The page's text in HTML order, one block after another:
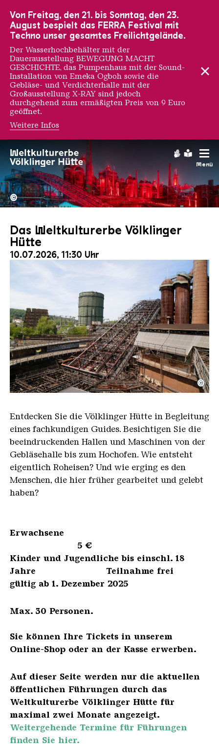
Menü
Hochofengruppe in Rot
Copyright:
©
Das Weltkulturerbe Völklinger
Hütte
10.07.2026, 11:30 Uhr
Der Erzschrägaufzug der Völklinger Hütte mit
Copyright: Weltkulturerbe Völklinger Hütte | Karl
©
Entdecken Sie die Völklinger Hütte in Begleitung
eines fachkundigen Guides. Besichtigen Sie die
beeindruckenden Hallen und Maschinen von der
Gebläsehalle bis zum Hochofen. Wie entsteht
eigentlich Roheisen? Und wie erging es den
Menschen, die hier früher gearbeitet und gelebt
haben?
Erwachsene
5 €
Kinder und Jugendliche bis einschl. 18
Jahre Teilnahme frei
gültig ab 1. Dezember 2025
Max. 30 Personen.
Sie können Ihre Tickets in unserem
Online-Shop oder an der Kasse erwerben.
Auf dieser Seite werden nur die aktuellen
öffentlichen Führungen durch das
Weltkulturerbe Völklinger Hütte für
maximal zwei Monate angezeigt.
Weitergehende Termine für Führungen
finden Sie hier.
Von Freitag, den 21. bis Sonntag, den 23.
August bespielt das FERRA Festival mit
Techno unser gesamtes Freilichtgelände.
Der Wasserhochbehälter mit der
Dauerausstellung BEWEGUNG MACHT
GESCHICHTE, das Pumpenhaus mit der Sound-
Installation von Emeka Ogboh sowie die
Gebläse- und Verdichterhalle mit der
Großausstellung X-RAY sind jedoch
durchgehend zum ermäßigten Preis von 9 Euro
geöffnet.
Weitere Infos